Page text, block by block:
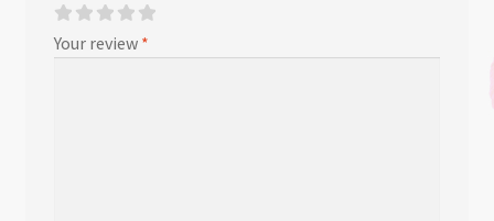
Your review *